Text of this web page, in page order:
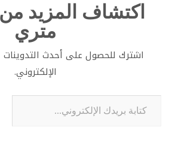
اكتشاف المزيد من
متري
اشترك للحصول على أحدث التدوينات
الإلكتروني.
كتابة بريدك الإلكتروني...